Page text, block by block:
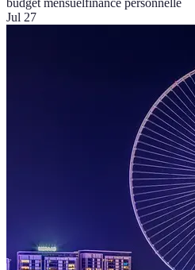
budget mensuelfinance personnelle
Jul 27